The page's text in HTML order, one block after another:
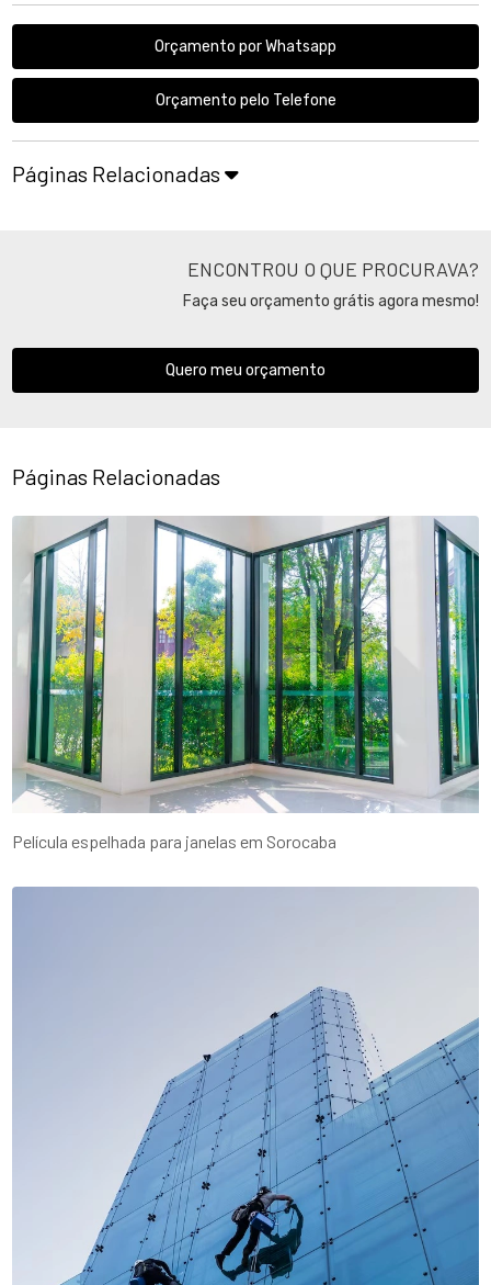
Orçamento por Whatsapp
Orçamento pelo Telefone
Páginas Relacionadas
ENCONTROU O QUE PROCURAVA?
Faça seu orçamento grátis agora mesmo!
Quero meu orçamento
Páginas Relacionadas
Película espelhada para janelas em Sorocaba